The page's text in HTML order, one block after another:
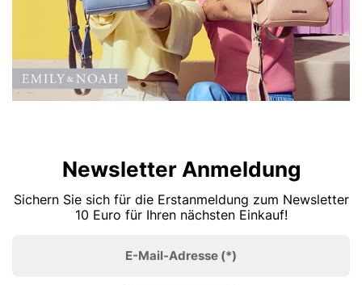
Newsletter Anmeldung
Sichern Sie sich für die Erstanmeldung zum Newsletter
10 Euro für Ihren nächsten Einkauf!
E-Mail-Adresse (*)